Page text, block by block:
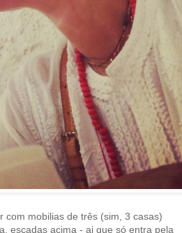
com mobilias de três (sim, 3 casas)
escadas acima - ai que só entra pela